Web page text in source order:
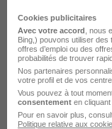
L'emploi
Emploi Agent
Emploi
Emploi
Cookies publicitaires
Avec votre accord , nous
Bing,) pouvons utiliser
offres d’emploi ou des
probabilités de trouver
Nos partenaires
votre profil et de vos
Vous pouvez à tout
consentement en
Pour en savoir plus,
Politique relative aux